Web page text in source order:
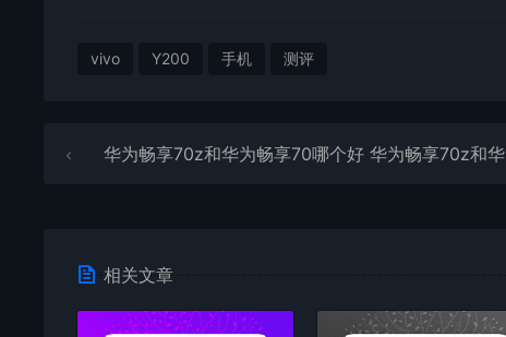
vivo Y200 手机 测评
华为畅享70z和华为畅享70哪个好 华为畅享70z和华为畅享70对比介绍
相关文章